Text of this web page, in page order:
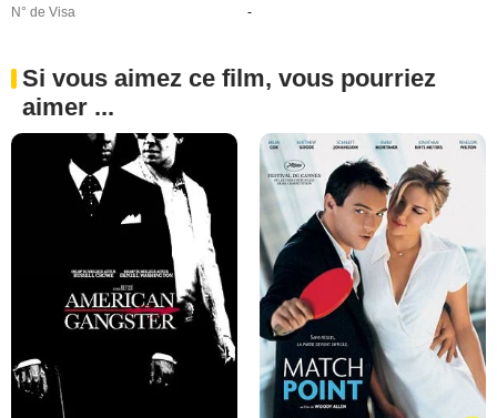
N° de Visa
-
Si vous aimez ce film, vous pourriez
aimer ...